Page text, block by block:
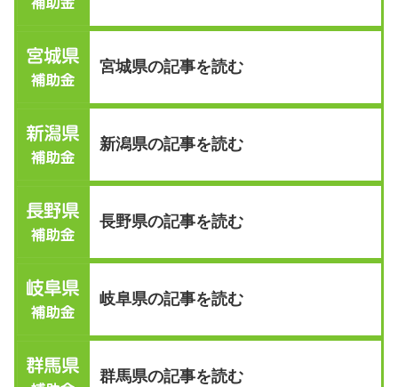
宮城県の記事を読む
新潟県の記事を読む
長野県の記事を読む
岐阜県の記事を読む
群馬県の記事を読む